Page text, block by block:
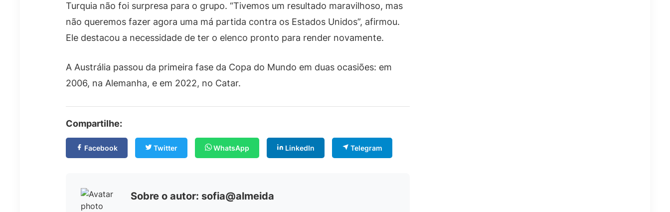
Turquia não foi surpresa para o grupo. “Tivemos um resultado maravilhoso, mas
não queremos fazer agora uma má partida contra os Estados Unidos”, afirmou.
Ele destacou a necessidade de ter o elenco pronto para render novamente.
A Austrália passou da primeira fase da Copa do Mundo em duas ocasiões: em
2006, na Alemanha, e em 2022, no Catar.
Compartilhe:
Facebook Twitter WhatsApp LinkedIn Telegram
Sobre o autor: sofia@almeida